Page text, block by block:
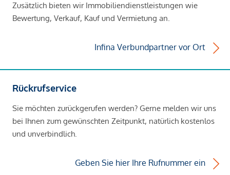
Zusätzlich bieten wir Immobiliendienstleistungen wie
Bewertung, Verkauf, Kauf und Vermietung an.
Infina Verbundpartner vor Ort
Rückrufservice
Sie möchten zurückgerufen werden? Gerne melden wir uns
bei Ihnen zum gewünschten Zeitpunkt, natürlich kostenlos
und unverbindlich.
Geben Sie hier Ihre Rufnummer ein